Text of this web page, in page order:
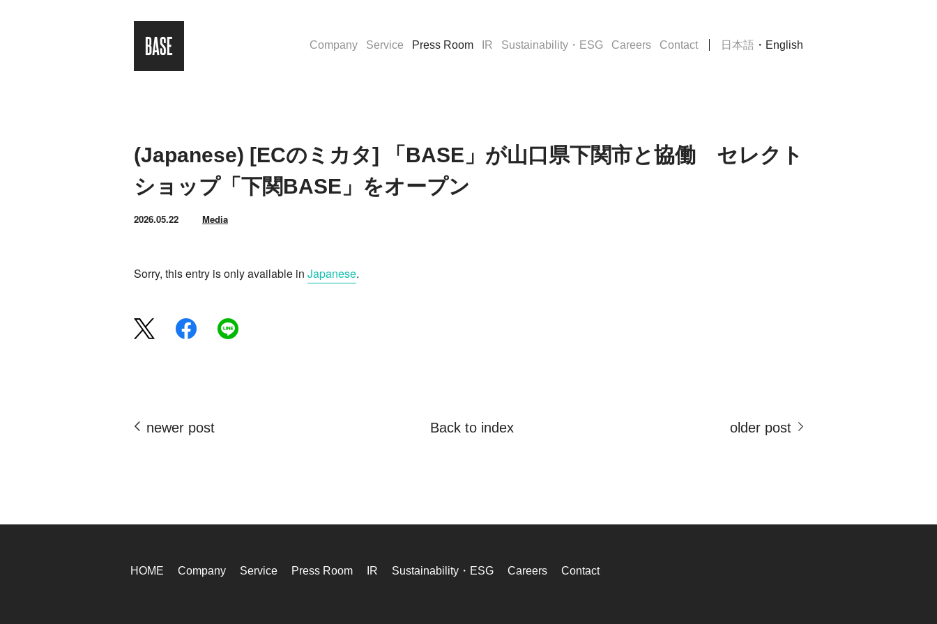
Company Service Press Room IR Sustainability・ESG Careers Contact 日本語 ・ English
(Japanese) [ECのミカタ] 「BASE」が山口県下関市と協働 セレクト
ショップ「下関BASE」をオープン
2026.05.22 Media
Sorry, this entry is only available in Japanese.
newer post Back to index older post
HOME Company Service Press Room IR Sustainability・ESG Careers Contact